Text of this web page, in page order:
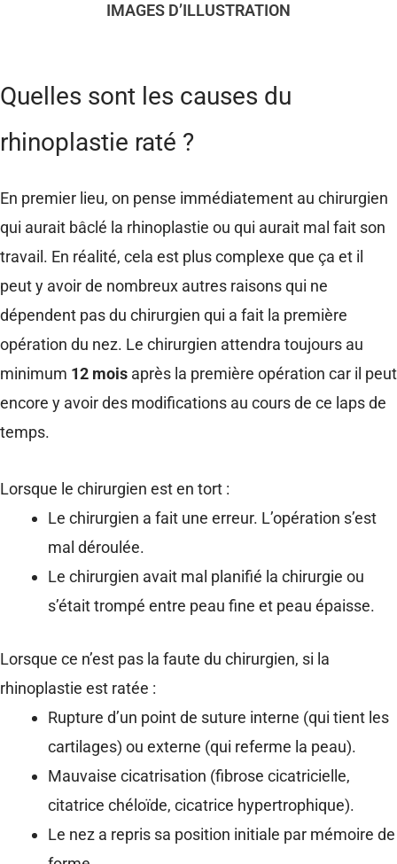
IMAGES D’ILLUSTRATION
Quelles sont les causes du
rhinoplastie raté ?
En premier lieu, on pense immédiatement au chirurgien
qui aurait bâclé la rhinoplastie ou qui aurait mal fait son
travail. En réalité, cela est plus complexe que ça et il
peut y avoir de nombreux autres raisons qui ne
dépendent pas du chirurgien qui a fait la première
opération du nez. Le chirurgien attendra toujours au
minimum 12 mois après la première opération car il peut
encore y avoir des modifications au cours de ce laps de
temps.
Lorsque le chirurgien est en tort :
Le chirurgien a fait une erreur. L’opération s’est
mal déroulée.
Le chirurgien avait mal planifié la chirurgie ou
s’était trompé entre peau fine et peau épaisse.
Lorsque ce n’est pas la faute du chirurgien, si la
rhinoplastie est ratée :
Rupture d’un point de suture interne (qui tient les
cartilages) ou externe (qui referme la peau).
Mauvaise cicatrisation (fibrose cicatricielle,
citatrice chéloïde, cicatrice hypertrophique).
Le nez a repris sa position initiale par mémoire de